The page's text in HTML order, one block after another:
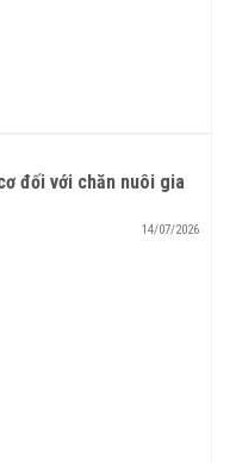
đối với chăn nuôi gia
14/07/2026